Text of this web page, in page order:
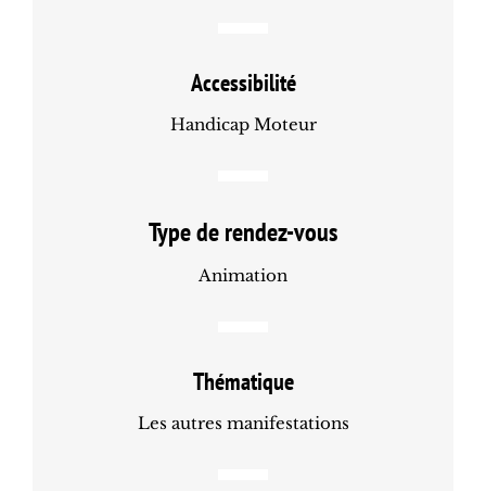
Accessibilité
Handicap Moteur
Type de rendez-vous
Animation
Thématique
Les autres manifestations